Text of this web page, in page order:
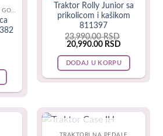
sa igračkama
IGRAČKE ZA DECU OD 3 GODINE
Traktor Rolly Junior sa
prikolicom i kašikom
811397
23,990.00RSD
Original
was:
23,990.00 RSD.
20,990.00 RSDCurrent
is:
20,990.00
DODAJ U KORPU
TRAKTORI NA PEDALE